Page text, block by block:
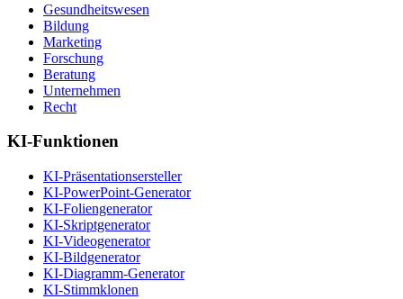
Gesundheitswesen
Bildung
Marketing
Forschung
Beratung
Unternehmen
Recht
KI-Funktionen
KI-Präsentationsersteller
KI-PowerPoint-Generator
KI-Foliengenerator
KI-Skriptgenerator
KI-Videogenerator
KI-Bildgenerator
KI-Diagramm-Generator
KI-Stimmklonen